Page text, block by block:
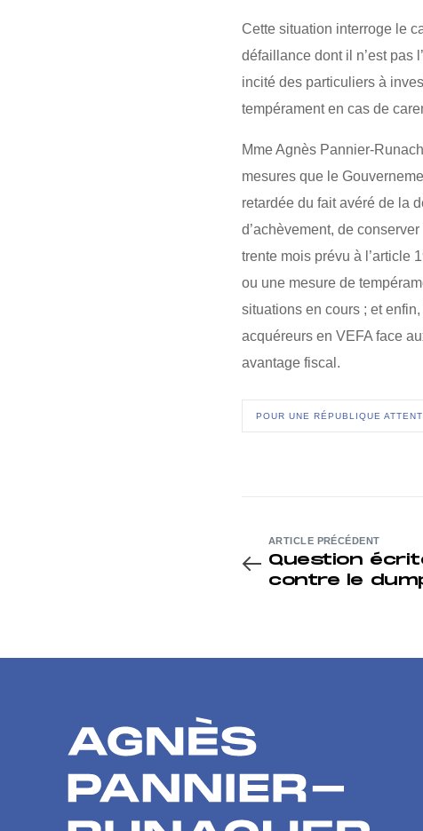
Cette situation interroge le
défaillance dont il n’est pas
incité des particuliers à
tempérament en cas de
Mme Agnès Pannier-
mesures que le
retardée du fait avéré de la
d’achèvement, de
trente mois prévu à l’article
ou une mesure de
situations en cours ; et
acquéreurs en VEFA face
avantage fiscal.
POUR UNE RÉPUBLIQUE
ARTICLE PRÉCÉDENT
Question écrite :
contre le